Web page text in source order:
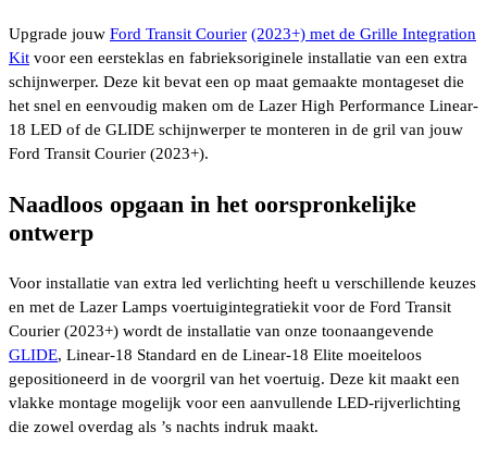
Upgrade jouw Ford Transit Courier (2023+) met de Grille Integration
Kit voor een eersteklas en fabrieksoriginele installatie van een extra
schijnwerper. Deze kit bevat een op maat gemaakte montageset die
het snel en eenvoudig maken om de Lazer High Performance Linear-
18 LED of de GLIDE schijnwerper te monteren in de gril van jouw
Ford Transit Courier (2023+).
Naadloos opgaan in het oorspronkelijke
ontwerp
Voor installatie van extra led verlichting heeft u verschillende keuzes
en met de Lazer Lamps voertuigintegratiekit voor de Ford Transit
Courier (2023+) wordt de installatie van onze toonaangevende
GLIDE, Linear-18 Standard en de Linear-18 Elite moeiteloos
gepositioneerd in de voorgril van het voertuig. Deze kit maakt een
vlakke montage mogelijk voor een aanvullende LED-rijverlichting
die zowel overdag als ’s nachts indruk maakt.